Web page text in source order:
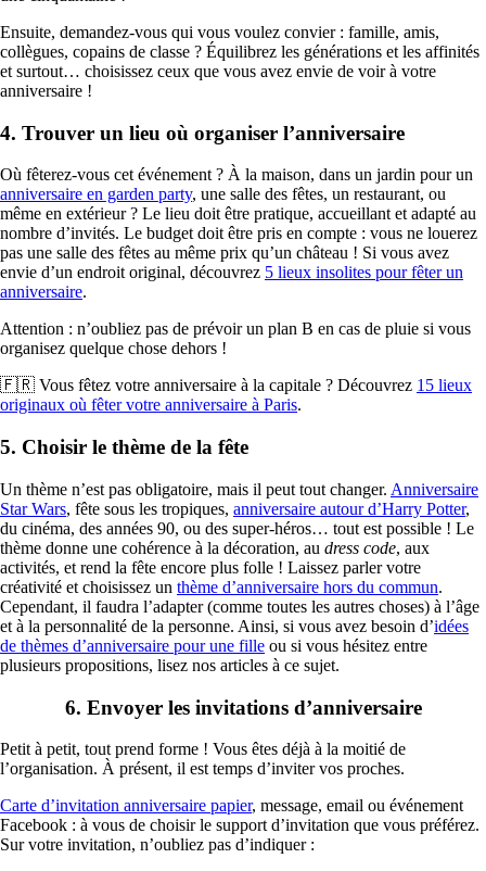
Ensuite, demandez-vous qui vous voulez convier : famille, amis,
collègues, copains de classe ? Équilibrez les générations et les affinités
et surtout… choisissez ceux que vous avez envie de voir à votre
anniversaire !
4. Trouver un lieu où organiser l’anniversaire
Où fêterez-vous cet événement ? À la maison, dans un jardin pour un
anniversaire en garden party, une salle des fêtes, un restaurant, ou
même en extérieur ? Le lieu doit être pratique, accueillant et adapté au
nombre d’invités. Le budget doit être pris en compte : vous ne louerez
pas une salle des fêtes au même prix qu’un château ! Si vous avez
envie d’un endroit original, découvrez 5 lieux insolites pour fêter un
anniversaire.
Attention : n’oubliez pas de prévoir un plan B en cas de pluie si vous
organisez quelque chose dehors !
🇫🇷 Vous fêtez votre anniversaire à la capitale ? Découvrez 15 lieux
originaux où fêter votre anniversaire à Paris.
5. Choisir le thème de la fête
Un thème n’est pas obligatoire, mais il peut tout changer. Anniversaire
Star Wars, fête sous les tropiques, anniversaire autour d’Harry Potter,
du cinéma, des années 90, ou des super-héros… tout est possible ! Le
thème donne une cohérence à la décoration, au dress code, aux
activités, et rend la fête encore plus folle ! Laissez parler votre
créativité et choisissez un thème d’anniversaire hors du commun.
Cependant, il faudra l’adapter (comme toutes les autres choses) à l’âge
et à la personnalité de la personne. Ainsi, si vous avez besoin d’idées
de thèmes d’anniversaire pour une fille ou si vous hésitez entre
plusieurs propositions, lisez nos articles à ce sujet.
6. Envoyer les invitations d’anniversaire
Petit à petit, tout prend forme ! Vous êtes déjà à la moitié de
l’organisation. À présent, il est temps d’inviter vos proches.
Carte d’invitation anniversaire papier, message, email ou événement
Facebook : à vous de choisir le support d’invitation que vous préférez.
Sur votre invitation, n’oubliez pas d’indiquer :